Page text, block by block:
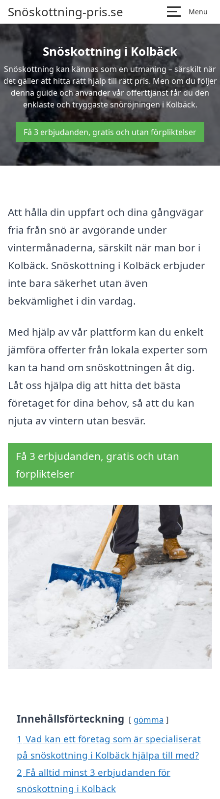
Snöskottning-pris.se Menu
Snöskottning i Kolbäck
Snöskottning kan kännas som en utmaning – särskilt när
det gäller att hitta rätt hjälp till rätt pris. Men om du följer
denna guide och använder vår offerttjänst får du den
enklaste och tryggaste snöröjningen i Kolbäck.
Få 3 erbjudanden, gratis och utan förpliktelser
Att hålla din uppfart och dina gångvägar
fria från snö är avgörande under
vintermånaderna, särskilt när man bor i
Kolbäck. Snöskottning i Kolbäck erbjuder
inte bara säkerhet utan även
bekvämlighet i din vardag.
Med hjälp av vår plattform kan du enkelt
jämföra offerter från lokala experter som
kan ta hand om snöskottningen åt dig.
Låt oss hjälpa dig att hitta det bästa
företaget för dina behov, så att du kan
njuta av vintern utan besvär.
Få 3 erbjudanden, gratis och utan
förpliktelser
Innehållsförteckning gömma
1 Vad kan ett företag som är specialiserat
på snöskottning i Kolbäck hjälpa till med?
2 Få alltid minst 3 erbjudanden för
snöskottning i Kolbäck